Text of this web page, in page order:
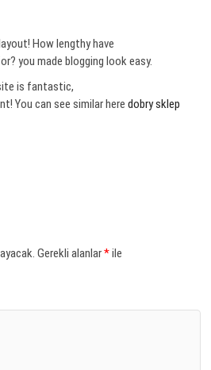
How lengthy have
you made blogging look easy.
is fantastic,
You can see similar heredobry sklep
Gerekli alanlar*ile